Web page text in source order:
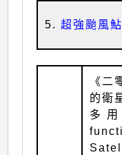
5.超強颱風
《二
的衛
多